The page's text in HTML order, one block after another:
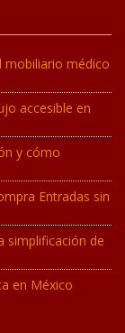
mobiliario médico
accesible en
y cómo
Entradas sin
simplificación de
en México